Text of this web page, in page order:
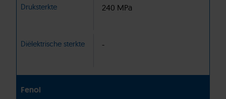
Druksterkte 240 MPa
Diëlektrische sterkte -
Fenol